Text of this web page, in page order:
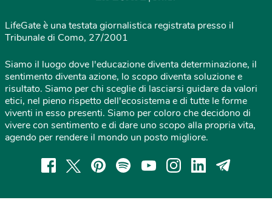
LifeGate è una testata giornalistica registrata presso il
Tribunale di Como, 27/2001
Siamo il luogo dove l'educazione diventa determinazione, il
sentimento diventa azione, lo scopo diventa soluzione e
risultato. Siamo per chi sceglie di lasciarsi guidare da valori
etici, nel pieno rispetto dell'ecosistema e di tutte le forme
viventi in esso presenti. Siamo per coloro che decidono di
vivere con sentimento e di dare uno scopo alla propria vita,
agendo per rendere il mondo un posto migliore.